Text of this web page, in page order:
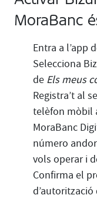
MoraBanc
Entra a l’app
Selecciona
de Els meus
Registra’t al
telèfon mòbil
MoraBanc
número
vols operar i
Confirma el
d’autorització